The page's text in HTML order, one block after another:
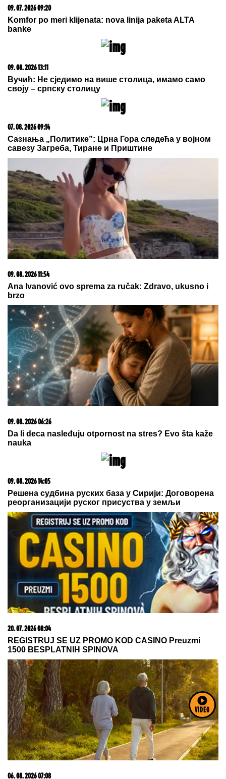
VIDEO
Mame, danas ne čistimo kuću. Poštujemo Svetog
15. 07. 2026 07:44
Većina građana izgubi novac pre nego što stigne na
letovanje - ovih 7 troškova skoro niko ne planira
09. 07. 2026 09:20
Komfor po meri klijenata: nova linija paketa ALTA
banke
09. 08. 2026 13:11
Вучић: Не сједимо на више столица, имамо само
Сазнања „Политике”: Црна Гора следећа у војном
09. 08. 2026 11:54
Ana Ivanović ovo sprema za ručak: Zdravo, ukusno i
09. 08. 2026 06:26
Da li deca nasleđuju otpornost na stres? Evo šta kaže